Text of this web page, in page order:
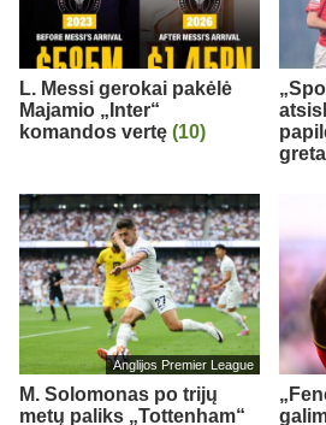
L. Messi gerokai pakėlė
Majamio „Inter“
komandos vertę (10)
Anglijos Premier League
M. Solomonas po trijų
metų paliks „Tottenham“